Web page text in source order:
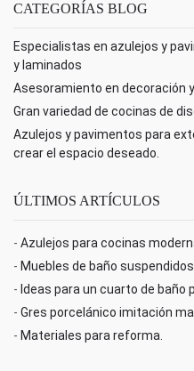
CATEGORÍAS BLOG
Especialistas en azulejos y
y laminados
Asesoramiento en decoración
Gran variedad de cocinas de
Azulejos y pavimentos para
crear el espacio deseado.
ÚLTIMOS ARTÍCULOS
- Azulejos para cocinas
- Muebles de baño suspendidos
- Ideas para un cuarto de baño
- Gres porcelánico imitación
- Materiales para reforma.